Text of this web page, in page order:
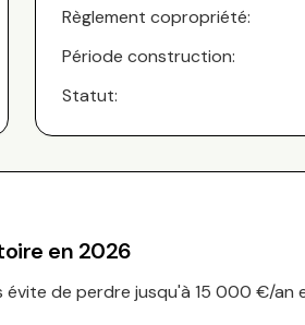
Règlement copropriété:
Période construction:
Statut:
en 2026
de perdre jusqu'à 15 000 €/an